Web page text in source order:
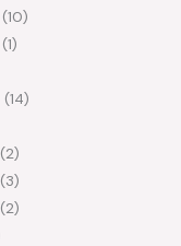
10
1
14
2
3
2